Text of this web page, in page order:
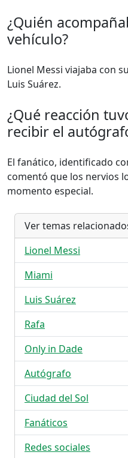
¿Quién
vehículo?
Lionel Messi viajaba con
Luis Suárez.
¿Qué reacción
recibir el
El fanático, identificado
comentó que los nervios
momento especial.
Ver temas
Lionel Messi
Miami
Luis Suárez
Rafa
Only in Dade
Autógrafo
Ciudad del Sol
Fanáticos
Redes sociales